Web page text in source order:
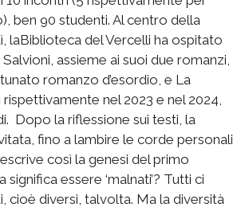
ben 90 studenti. Al centro della
laBiblioteca del Vercelli ha ospitato
assieme ai suoi due romanzi,
romanzo d’esordio, e La
nel 2023 e nel 2024,
Dopo la riflessione sui testi, la
fino a lambire le corde personali
così la genesi del primo
significa essere ‘malnati’? Tutti ci
cioè diversi, talvolta. Ma la diversità